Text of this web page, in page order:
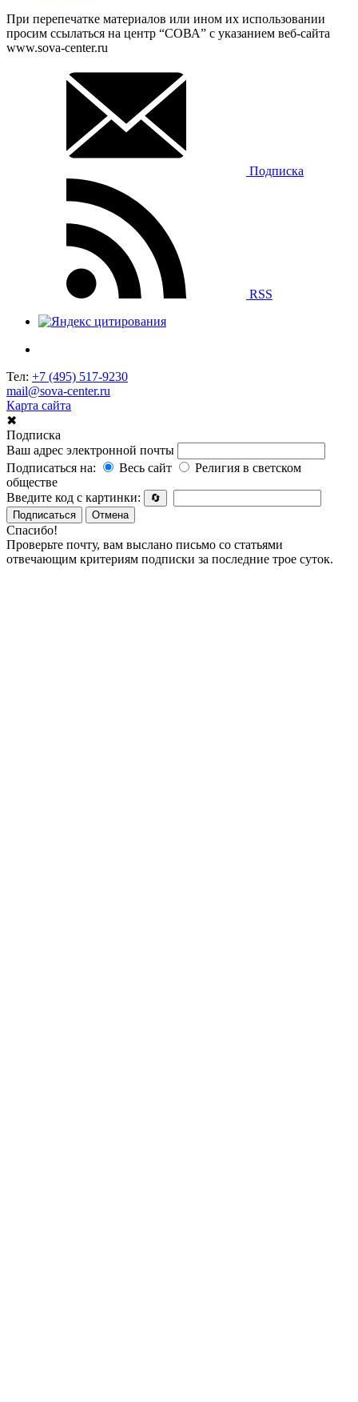
При перепечатке материалов или ином их использовании
просим ссылаться на центр “СОВА” с указанием веб-сайта
www.sova-center.ru
Подписка
RSS
Тел: +7 (495) 517-9230
mail@sova-center.ru
Карта сайта
✖
Подписка
Ваш адрес электронной почты
Подписаться на:
Весь сайт
Религия в светском
обществе
Введите код с картинки:
🔄
Подписаться
Отмена
Спасибо!
Проверьте почту, вам выслано письмо со статьями
отвечающим критериям подписки за последние трое суток.